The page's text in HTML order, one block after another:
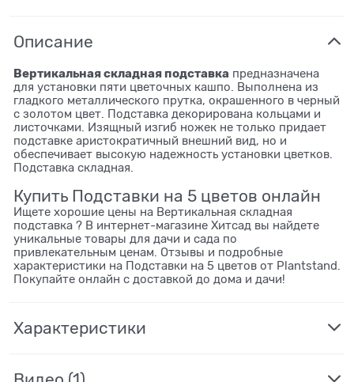
Описание
Вертикальная складная подставка предназначена
для установки пяти цветочных кашпо. Выполнена из
гладкого металлического прутка, окрашенного в черный
с золотом цвет. Подставка декорирована кольцами и
листочками. Изящный изгиб ножек не только придает
подставке аристократичный внешний вид, но и
обеспечивает высокую надежность установки цветков.
Подставка складная.
Купить Подставки на 5 цветов онлайн
Ищете хорошие цены на Вертикальная складная
подставка ? В интернет-магазине Хитсад вы найдете
уникальные товары для дачи и сада по
привлекательным ценам. Отзывы и подробные
характеристики на Подставки на 5 цветов от Plantstand.
Покупайте онлайн с доставкой до дома и дачи!
Характеристики